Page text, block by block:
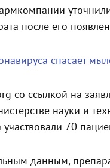
после его
спасает
со ссылкой на
науки и
70
данным,